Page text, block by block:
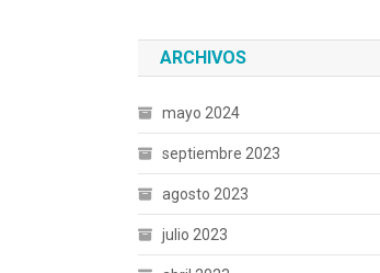
ARCHIVOS
mayo 2024
septiembre 2023
agosto 2023
julio 2023